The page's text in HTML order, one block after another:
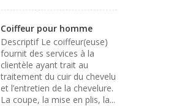
Coiffeur pour homme
Descriptif Le coiffeur(euse)
fournit des services à la
clientèle ayant trait au
traitement du cuir du chevelu
et l’entretien de la chevelure.
La coupe, la mise en plis, la...